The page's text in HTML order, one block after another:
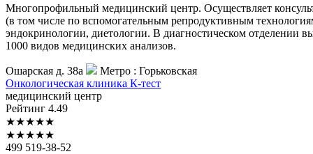
Многопрофильный медицинский центр. Осуществляет
(в том числе по вспомогательным репродуктивным
эндокринологии, диетологии. В диагностическом отделении
1000 видов медицинских анализов.
Ошарская д. 38а Метро : Горьковская
Онкологическая клиника К-тест
медицинский центр
Рейтинг 4.49
★★★★★
★★★★★
499 519-38-52